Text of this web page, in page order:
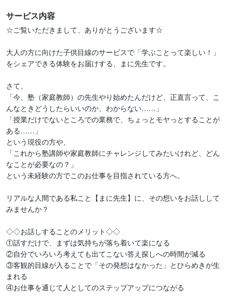
サービス内容
☆ご覧いただきまして、ありがとうございます☆
大人の方に向けた子供目線のサービスで「学ぶことって楽しい！」
をシェアできる体験をお届けする、まに先生です。
さて、
「今、塾（家庭教師）の先生やり始めたんだけど、正直言って、こ
んなときどうしたらいいのか、わからない……」
「授業だけでないところでの業務で、ちょっとモヤっとすることが
ある……」
という現役の方や、
「これから塾講師や家庭教師にチャレンジしてみたいけれど、どん
なことが必要なの？」
という未経験の方でこのお仕事を目指されている方へ。
リアルな人間である私こと【まに先生】に、その想いをお話しして
みませんか？
◇◇お話しすることのメリット◇◇
①話すだけで、まずは気持ちが落ち着いて楽になる
②自分でいろいろ考えても出てこない答え探しへの時間が減る
③客観的目線が入ることで「その発想はなかった」とひらめきが生
まれる
④お仕事を通じて人としてのステップアップにつながる